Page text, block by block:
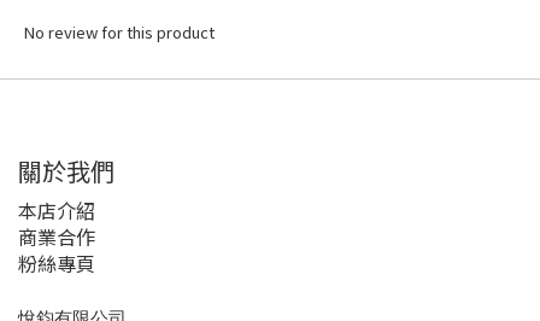
No review for this product
關於我們
本店介紹
商業合作
粉絲專頁